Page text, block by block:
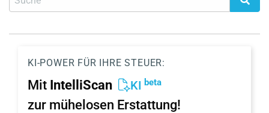
KI-POWER FÜR IHRE STEUER:
Mit IntelliScan KI beta
zur mühelosen Erstattung!